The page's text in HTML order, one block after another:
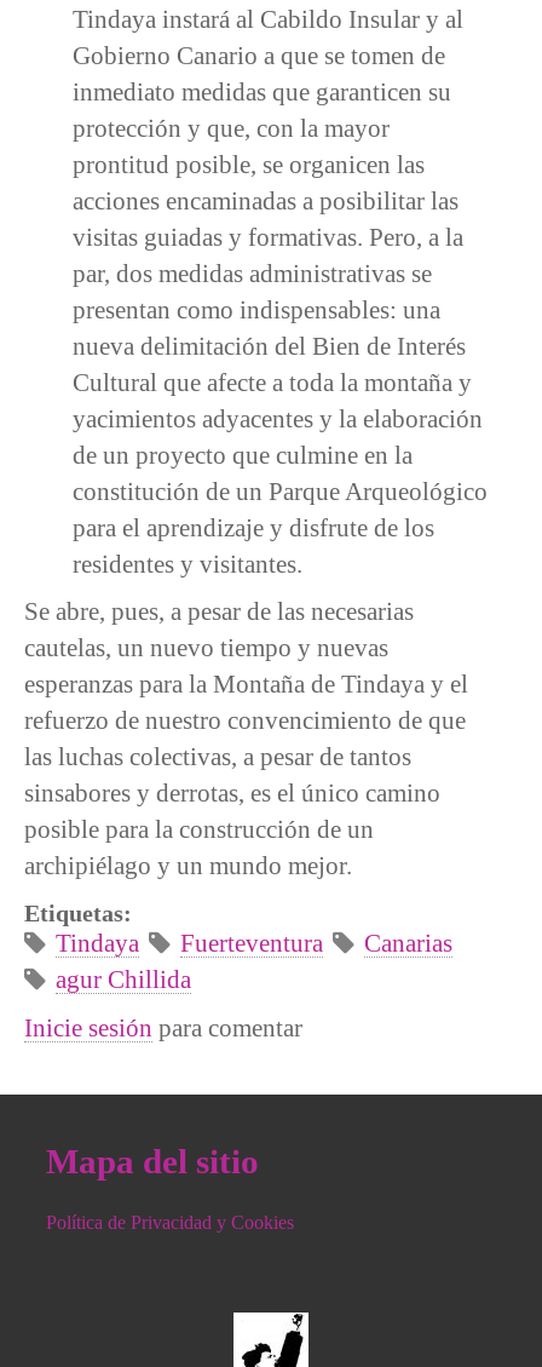
Tindaya instará al Cabildo Insular y al
Gobierno Canario a que se tomen de
inmediato medidas que garanticen su
protección y que, con la mayor
prontitud posible, se organicen las
acciones encaminadas a posibilitar las
visitas guiadas y formativas. Pero, a la
par, dos medidas administrativas se
presentan como indispensables: una
nueva delimitación del Bien de Interés
Cultural que afecte a toda la montaña y
yacimientos adyacentes y la elaboración
de un proyecto que culmine en la
constitución de un Parque Arqueológico
para el aprendizaje y disfrute de los
residentes y visitantes.
Se abre, pues, a pesar de las necesarias
cautelas, un nuevo tiempo y nuevas
esperanzas para la Montaña de Tindaya y el
refuerzo de nuestro convencimiento de que
las luchas colectivas, a pesar de tantos
sinsabores y derrotas, es el único camino
posible para la construcción de un
archipiélago y un mundo mejor.
Etiquetas:
Tindaya Fuerteventura
Canarias
agur Chillida
Inicie sesión para comentar
Mapa del sitio
Política de Privacidad y Cookies